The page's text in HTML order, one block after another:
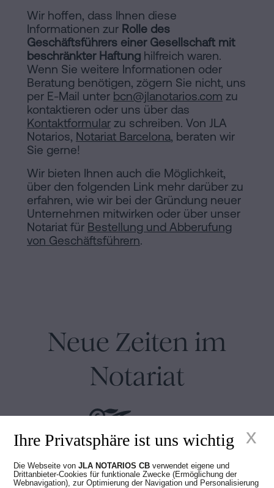
Wir hoffen, dass Ihnen diese
Informationen zur Rolle des
Geschäftsführers einer Gesellschaft mit
beschränkter Haftung hilfreich waren.
Wenn Sie weitere Informationen oder
Beratung benötigen, zögern Sie nicht, uns
per E-Mail unter bcn@jlanotarios.com zu
kontaktieren oder uns über das
Kontaktformular zu schreiben. Von JLA
Notarios, Notariat Barcelona, beraten wir
Sie gerne!
Wir bieten Ihnen auch die Möglichkeit,
über den folgenden Link mehr darüber zu
erfahren, wie wir bei der Gründung neuer
Unternehmen mitwirken oder über unser
Notariat für Bestellung und Abberufung
von Geschäftsführern.
Neue Zeiten im
Notariat
Juan Madridejos Velasco
Luis Alberto Álvarez Moreno
Ihre Privatsphäre ist uns wichtig
Die Webseite vonJLA NOTARIOS CB verwendet eigene und
Drittanbieter-Cookies für funktionale Zwecke (Ermöglichung der
Webnavigation), zur Optimierung der Navigation und Personalisierung
x